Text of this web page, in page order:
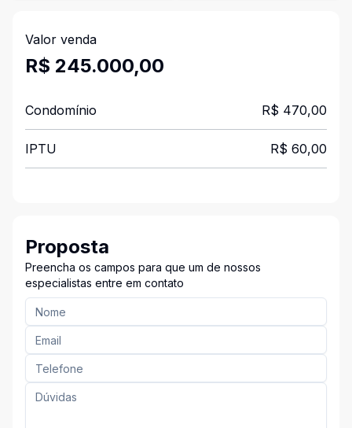
Valor venda
R$ 245.000,00
Condomínio R$ 470,00
IPTU R$ 60,00
Proposta
Preencha os campos para que um de nossos
especialistas entre em contato